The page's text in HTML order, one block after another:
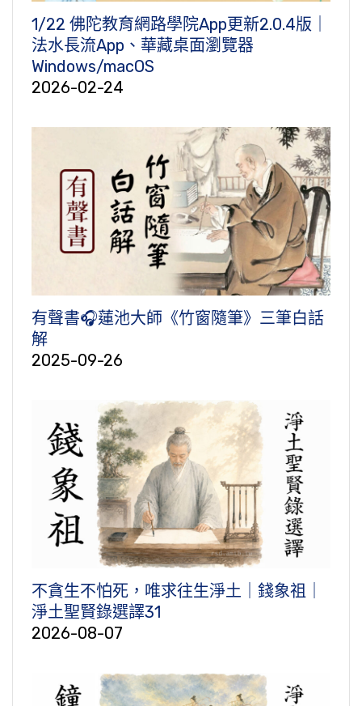
1/22 佛陀教育網路學院App更新2.0.4版｜
法水長流App、華藏桌面瀏覽器
Windows/macOS
2026-02-24
有聲書🎧蓮池大師《竹窗隨筆》三筆白話
解
2025-09-26
不貪生不怕死，唯求往生淨土｜錢象祖｜
淨土聖賢錄選譯31
2026-08-07